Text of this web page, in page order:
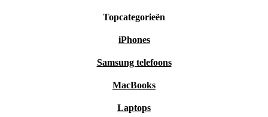
Topcategorieën
iPhones
Samsung telefoons
MacBooks
Laptops